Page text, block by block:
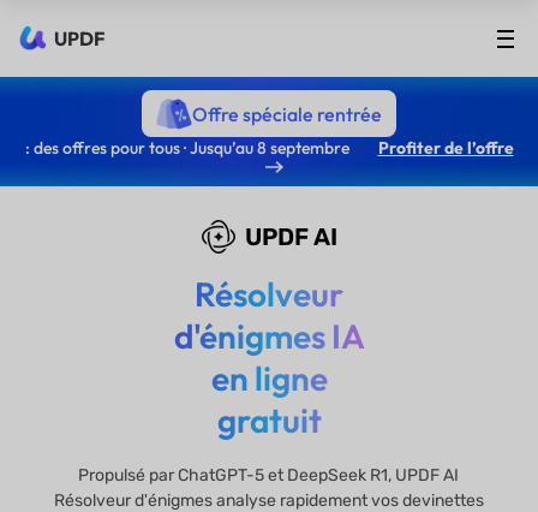
UPDF
Offre spéciale rentrée
: des offres pour tous · Jusqu’au 8 septembre Profiter de l’offre
UPDF AI
Résolveur
d'énigmes IA
en ligne
gratuit
Propulsé par ChatGPT-5 et DeepSeek R1, UPDF AI
Résolveur d'énigmes analyse rapidement vos devinettes